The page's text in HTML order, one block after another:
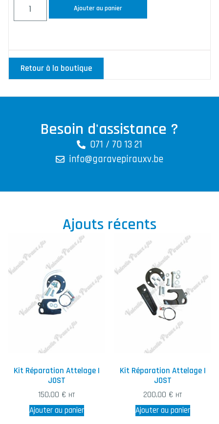
Ajouter au panier
Retour à la boutique
Besoin d'assistance ?
071 / 70 13 21
info@garavepirauxv.be
Ajouts récents
Kit Réparation Attelage |
JOST
150,00 € HT
Ajouter au panier
Kit Réparation Attelage |
JOST
200,00 € HT
Ajouter au panier